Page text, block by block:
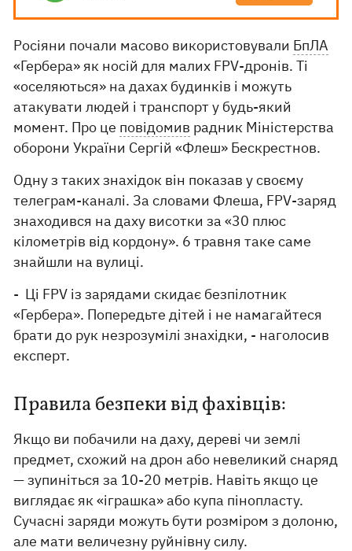
Росіяни почали масово використовували БпЛА
«Гербера» як носій для малих FPV-дронів. Ті
«оселяються» на дахах будинків і можуть
атакувати людей і транспорт у будь-який
момент. Про це повідомив радник Міністерства
оборони України Сергій «Флеш» Бескрестнов.
Одну з таких знахідок він показав у своєму
телеграм-каналі. За словами Флеша, FPV-заряд
знаходився на даху висотки за «30 плюс
кілометрів від кордону». 6 травня таке саме
знайшли на вулиці.
- Ці FPV із зарядами скидає безпілотник
«Гербера». Попередьте дітей і не намагайтеся
брати до рук незрозумілі знахідки, - наголосив
експерт.
Правила безпеки від фахівців:
Якщо ви побачили на даху, дереві чи землі
предмет, схожий на дрон або невеликий снаряд
— зупиніться за 10-20 метрів. Навіть якщо це
виглядає як «іграшка» або купа пінопласту.
Сучасні заряди можуть бути розміром з долоню,
але мати величезну руйнівну силу.